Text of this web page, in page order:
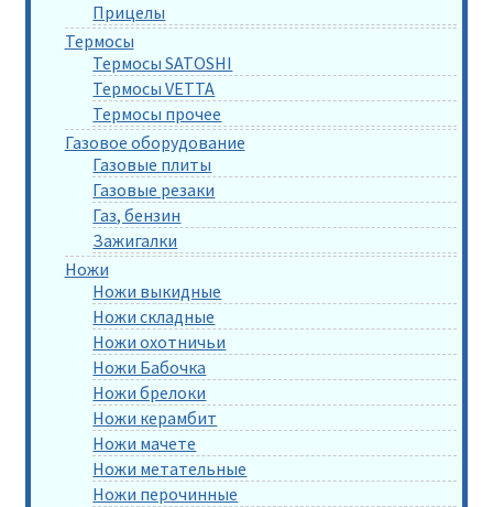
Прицелы
Термосы
Термосы SATOSHI
Термосы VETTA
Термосы прочее
Газовое оборудование
Газовые плиты
Газовые резаки
Газ, бензин
Зажигалки
Ножи
Ножи выкидные
Ножи складные
Ножи охотничьи
Ножи Бабочка
Ножи брелоки
Ножи керамбит
Ножи мачете
Ножи метательные
Ножи перочинные